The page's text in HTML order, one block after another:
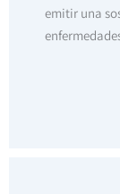
emitir una